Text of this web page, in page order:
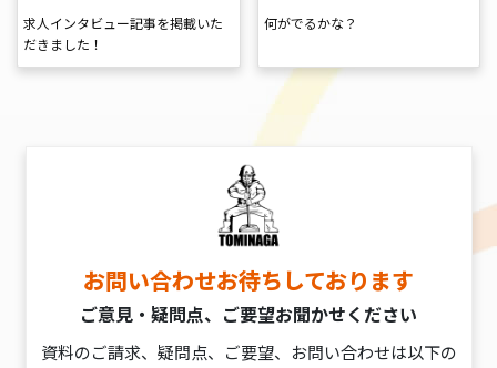
求人インタビュー記事を掲載いた
だきました！
何がでるかな？
お問い合わせお待ちしております
ご意見・疑問点、ご要望お聞かせください
資料のご請求、疑問点、ご要望、お問い合わせは以下の